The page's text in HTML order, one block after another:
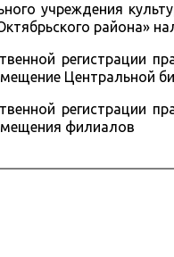
учреждения
района»
регистрации
Центральной
регистрации
филиалов